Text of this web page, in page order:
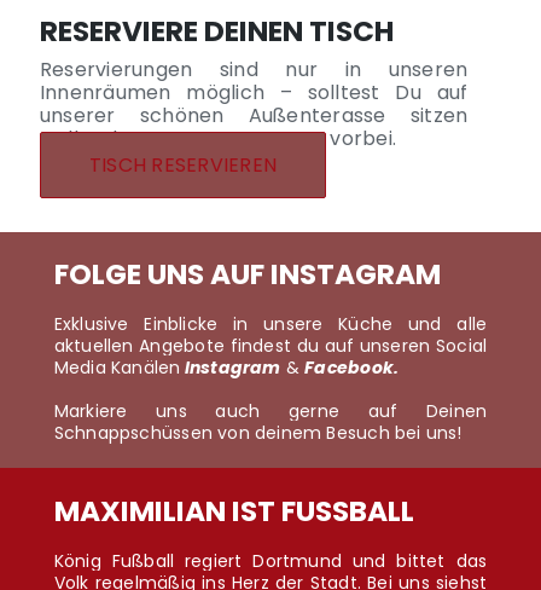
RESERVIERE DEINEN TISCH
Reservierungen sind nur in unseren
Innenräumen möglich – solltest Du auf
unserer schönen Außenterasse sitzen
wollen, komm gerne spontan vorbei.
TISCH RESERVIEREN
FOLGE UNS AUF INSTAGRAM
Exklusive Einblicke in unsere Küche und alle
aktuellen Angebote findest du auf unseren Social
Media Kanälen Instagram &Facebook.
Markiere uns auch gerne auf Deinen
Schnappschüssen von deinem Besuch bei uns!
MAXIMILIAN IST FUSSBALL
König Fußball regiert Dortmund und bittet das
Volk regelmäßig ins Herz der Stadt. Bei uns siehst